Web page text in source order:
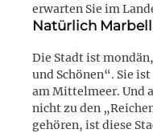
erwarten Sie im
Natürlich
Die Stadt ist
und Schönen“. Sie
am Mittelmeer. Und
nicht zu den
gehören, ist diese